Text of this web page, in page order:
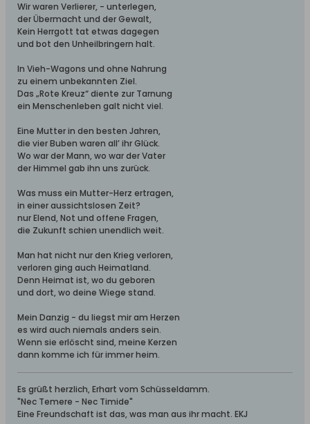
Wir waren Verlierer, - unterlegen,
der Übermacht und der Gewalt,
Kein Herrgott tat etwas dagegen
und bot den Unheilbringern halt.
In Vieh-Wagons und ohne Nahrung
zu einem unbekannten Ziel.
Das „Rote Kreuz“ diente zur Tarnung
ein Menschenleben galt nicht viel.
Eine Mutter in den besten Jahren,
die vier Buben waren all’ ihr Glück.
Wo war der Mann, wo war der Vater
der Himmel gab ihn uns zurück.
Was muss ein Mutter-Herz ertragen,
in einer aussichtslosen Zeit?
nur Elend, Not und offene Fragen,
die Zukunft schien unendlich weit.
Man hat nicht nur den Krieg verloren,
verloren ging auch Heimatland.
Denn Heimat ist, wo du geboren
und dort, wo deine Wiege stand.
Mein Danzig - du liegst mir am Herzen
es wird auch niemals anders sein.
Wenn sie erlöscht sind, meine Kerzen
dann komme ich für immer heim.
Es grüßt herzlich, Erhart vom Schüsseldamm.
"Nec Temere - Nec Timide"
Eine Freundschaft ist das, was man aus ihr macht. EKJ